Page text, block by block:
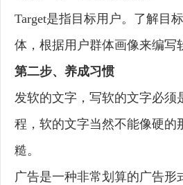
Target是指目标用户。了解目
体，根据用户群体画像来编写
第二步、养成习惯
发软的文字，写软的文字必须
程，软的文字当然不能像硬的
糙。
广告是一种非常划算的广告形